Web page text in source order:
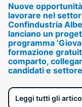
Nuove
lavorare nel
Confindustria
lanciano un
programma
formazione
comparto,
candidati e
Leggi tutti gli